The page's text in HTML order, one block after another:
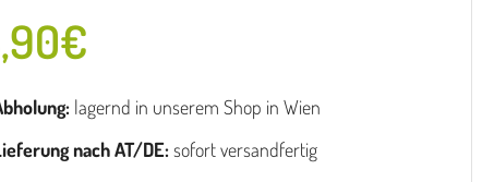
€
lagernd in unserem Shop in Wien
nach AT/DE:sofort versandfertig